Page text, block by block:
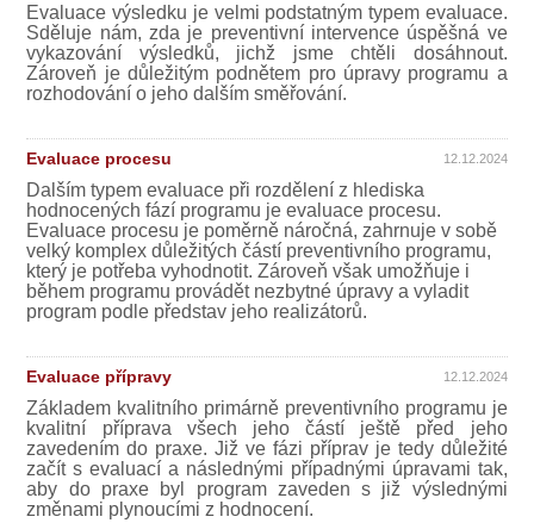
Evaluace výsledku je velmi podstatným typem evaluace.
Sděluje nám, zda je preventivní intervence úspěšná ve
vykazování výsledků, jichž jsme chtěli dosáhnout.
Zároveň je důležitým podnětem pro úpravy programu a
rozhodování o jeho dalším směřování.
12.12.2024
Evaluace procesu
Dalším typem evaluace při rozdělení z hlediska
hodnocených fází programu je evaluace procesu.
Evaluace procesu je poměrně náročná, zahrnuje v sobě
velký komplex důležitých částí preventivního programu,
který je potřeba vyhodnotit. Zároveň však umožňuje i
během programu provádět nezbytné úpravy a vyladit
program podle představ jeho realizátorů.
12.12.2024
Evaluace přípravy
Základem kvalitního primárně preventivního programu je
kvalitní příprava všech jeho částí ještě před jeho
zavedením do praxe. Již ve fázi příprav je tedy důležité
začít s evaluací a následnými případnými úpravami tak,
aby do praxe byl program zaveden s již výslednými
změnami plynoucími z hodnocení.